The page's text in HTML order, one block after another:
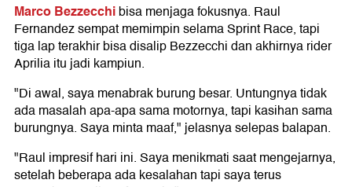
Marco Bezzecchibisa menjaga fokusnya. Raul
Fernandez sempat memimpin selama Sprint Race, tapi
tiga lap terakhir bisa disalip Bezzecchi dan akhirnya rider
Aprilia itu jadi kampiun.
"Di awal, saya menabrak burung besar. Untungnya tidak
ada masalah apa-apa sama motornya, tapi kasihan sama
burungnya. Saya minta maaf," jelasnya selepas balapan.
"Raul impresif hari ini. Saya menikmati saat mengejarnya,
setelah beberapa ada kesalahan tapi saya terus